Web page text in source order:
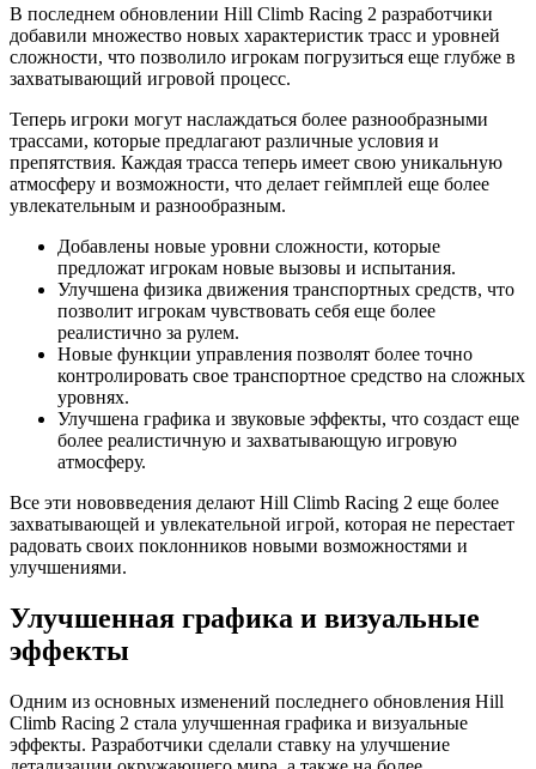
В последнем обновлении Hill Climb Racing 2 разработчики
добавили множество новых характеристик трасс и уровней
сложности, что позволило игрокам погрузиться еще глубже в
захватывающий игровой процесс.
Теперь игроки могут наслаждаться более разнообразными
трассами, которые предлагают различные условия и
препятствия. Каждая трасса теперь имеет свою уникальную
атмосферу и возможности, что делает геймплей еще более
увлекательным и разнообразным.
Добавлены новые уровни сложности, которые
предложат игрокам новые вызовы и испытания.
Улучшена физика движения транспортных средств, что
позволит игрокам чувствовать себя еще более
реалистично за рулем.
Новые функции управления позволят более точно
контролировать свое транспортное средство на сложных
уровнях.
Улучшена графика и звуковые эффекты, что создаст еще
более реалистичную и захватывающую игровую
атмосферу.
Все эти нововведения делают Hill Climb Racing 2 еще более
захватывающей и увлекательной игрой, которая не перестает
радовать своих поклонников новыми возможностями и
улучшениями.
Улучшенная графика и визуальные
эффекты
Одним из основных изменений последнего обновления Hill
Climb Racing 2 стала улучшенная графика и визуальные
эффекты. Разработчики сделали ставку на улучшение